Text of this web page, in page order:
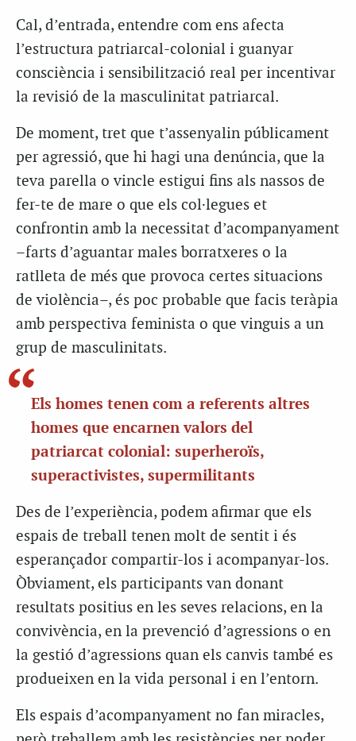
Cal, d’entrada, entendre com ens afecta
l’estructura patriarcal-colonial i guanyar
consciència i sensibilització real per incentivar
la revisió de la masculinitat patriarcal.
De moment, tret que t’assenyalin públicament
per agressió, que hi hagi una denúncia, que la
teva parella o vincle estigui fins als nassos de
fer-te de mare o que els col·legues et
confrontin amb la necessitat d’acompanyament
–farts d’aguantar males borratxeres o la
ratlleta de més que provoca certes situacions
de violència–, és poc probable que facis teràpia
amb perspectiva feminista o que vinguis a un
grup de masculinitats.
Els homes tenen com a referents altres
homes que encarnen valors del
patriarcat colonial: superheroïs,
superactivistes, supermilitants
Des de l’experiència, podem afirmar que els
espais de treball tenen molt de sentit i és
esperançador compartir-los i acompanyar-los.
Òbviament, els participants van donant
resultats positius en les seves relacions, en la
convivència, en la prevenció d’agressions o en
la gestió d’agressions quan els canvis també es
produeixen en la vida personal i en l’entorn.
Els espais d’acompanyament no fan miracles,